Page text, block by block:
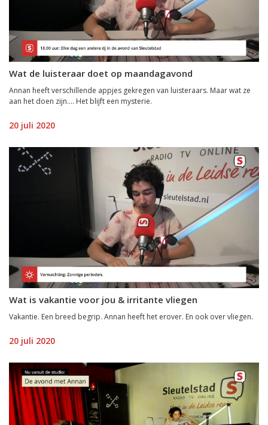
Wat de luisteraar doet op maandagavond
Annan heeft verschillende appjes gekregen van luisteraars. Maar wat ze
aan het doen zijn.... Het blijft een mysterie.
20 juli 2020
Wat is vakantie voor jou & irritante vliegen
Vakantie. Een breed begrip. Annan heeft het erover. En ook over vliegen.
20 juli 2020